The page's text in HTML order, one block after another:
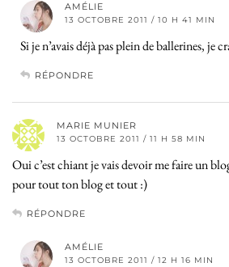
AMÉLIE
13 OCTOBRE 2011 / 10 H 41 MIN
Si je n’avais déjà pas plein de ballerines, je
RÉPONDRE
MARIE MUNIER
13 OCTOBRE 2011 / 11 H 58 MIN
Oui c’est chiant je vais devoir me faire un
pour tout ton blog et tout :)
RÉPONDRE
AMÉLIE
13 OCTOBRE 2011 / 12 H 16 MIN